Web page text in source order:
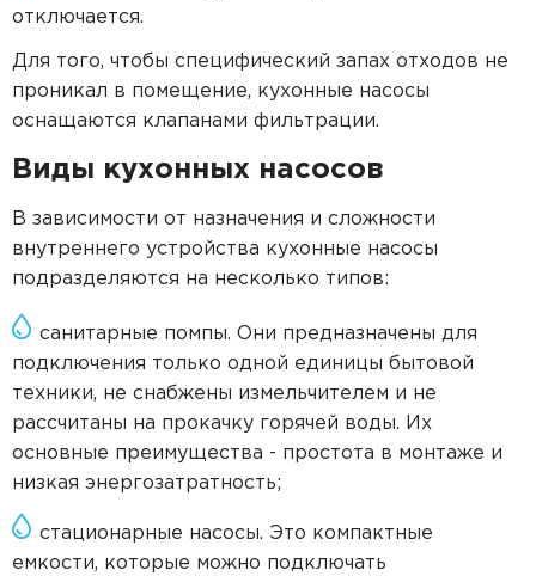
отключается.
Для того, чтобы специфический запах отходов не
проникал в помещение, кухонные насосы
оснащаются клапанами фильтрации.
Виды кухонных насосов
В зависимости от назначения и сложности
внутреннего устройства кухонные насосы
подразделяются на несколько типов:
санитарные помпы. Они предназначены для
подключения только одной единицы бытовой
техники, не снабжены измельчителем и не
рассчитаны на прокачку горячей воды. Их
основные преимущества - простота в монтаже и
низкая энергозатратность;
стационарные насосы. Это компактные
емкости, которые можно подключать